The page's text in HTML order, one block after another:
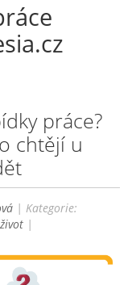
práce?
chtějí u
| Kategorie:
|